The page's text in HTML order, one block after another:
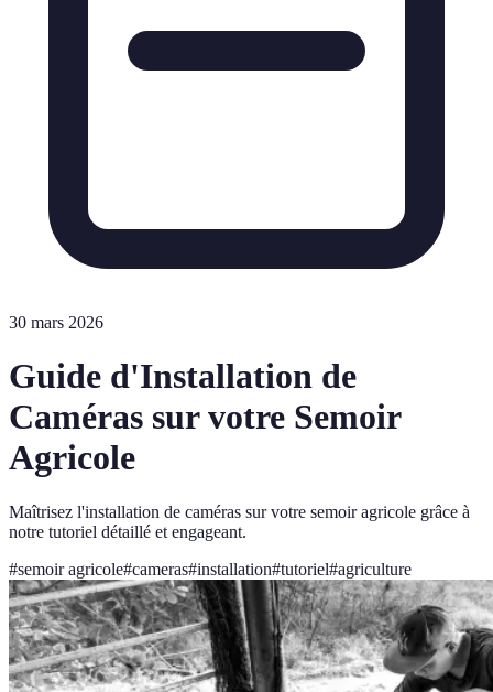
30 mars 2026
Guide d'Installation de
Caméras sur votre Semoir
Agricole
Maîtrisez l'installation de caméras sur votre semoir agricole grâce à
notre tutoriel détaillé et engageant.
#semoir agricole#cameras#installation#tutoriel#agriculture